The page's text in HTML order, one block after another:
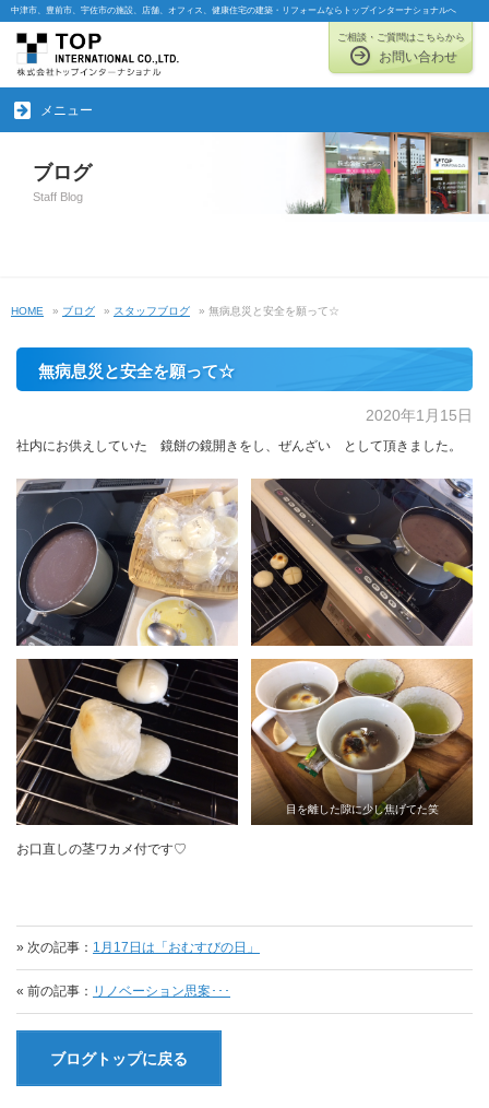
中津市、豊前市、宇佐市の施設、店舗、オフィス、健康住宅の建築・リフォームならトップインターナショナルへ
ご相談・ご質問はこちらから
お問い合わせ
メニュー
ブログ
Staff Blog
HOME » ブログ » スタッフブログ » 無病息災と安全を願って☆
無病息災と安全を願って☆
2020年1月15日
社内にお供えしていた 鏡餅の鏡開きをし、ぜんざい として頂きました。
目を離した隙に少し焦げてた笑
お口直しの茎ワカメ付です♡
» 次の記事： 1月17日は「おむすびの日」
« 前の記事： リノベーション思案･･･
ブログトップに戻る